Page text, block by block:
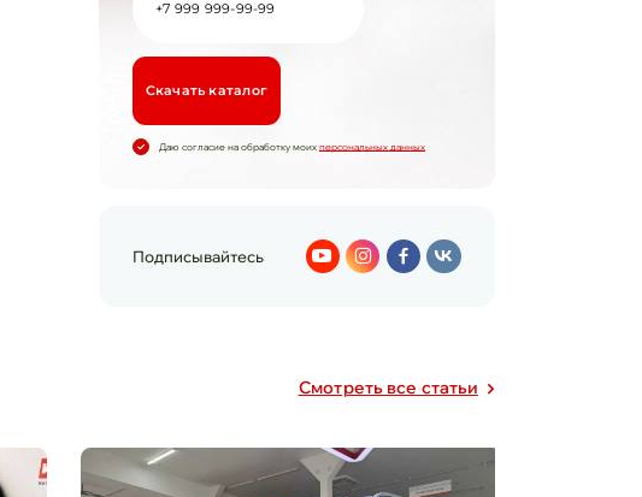
Cкачать каталог
Даю согласие на обработку моих персональных данных
Подписывайтесь
Cмотреть все статьи